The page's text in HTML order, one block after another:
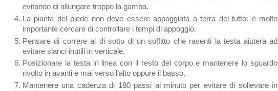
evitando di allungare troppo la gamba.
La pianta del piede non deve essere appoggiata a terra del tutto: è molto
importante cercare di controllare i tempi di appoggio.
Pensare di correre al di sotto di un soffitto che rasenti la testa aiuterà ad
evitare slanci inutili in verticale.
Posizionare la testa in linea con il resto del corpo e mantenere lo sguardo
rivolto in avanti e mai verso l’alto oppure il basso.
Mantenere una cadenza di 180 passi al minuto per evitare di sollevare in